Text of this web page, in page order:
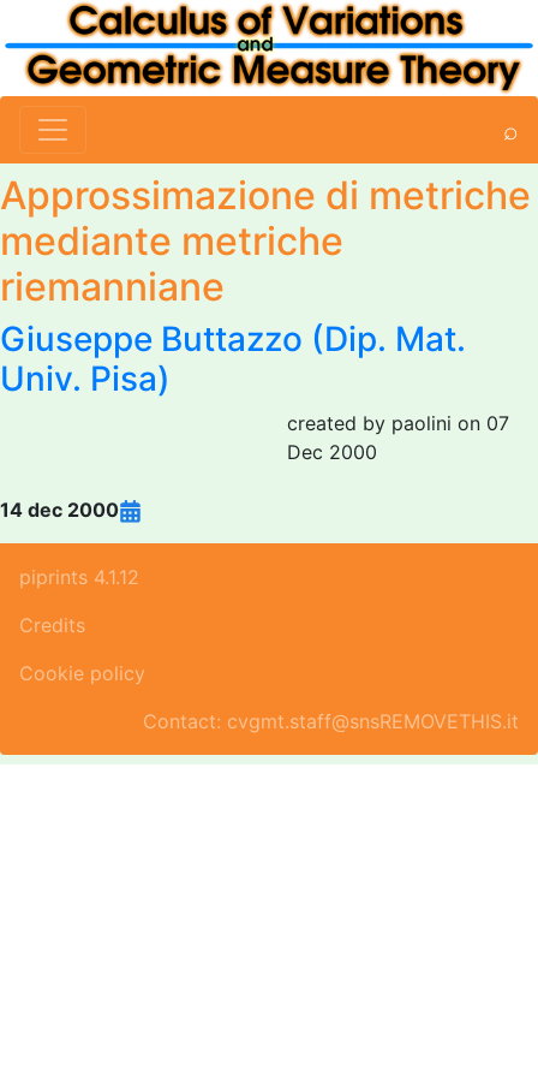
⌕
Approssimazione di metriche
mediante metriche
riemanniane
Giuseppe Buttazzo (Dip. Mat.
Univ. Pisa)
created by paolini on 07
Dec 2000
14 dec 2000
piprints 4.1.12
Credits
Cookie policy
Contact: cvgmt.staff@snsREMOVETHIS.it